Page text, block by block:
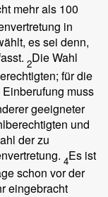
mehr als 100
in
es sei denn,
2Die Wahl
für die
Einberufung muss
geeigneter
und
der zu
4Es ist
schon vor der
eingebracht